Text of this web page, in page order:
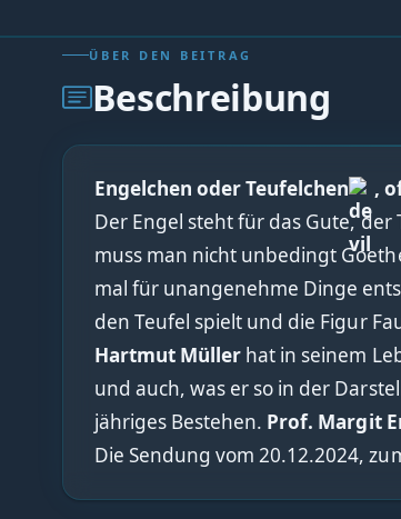
ÜBER DEN BEITRAG
Beschreibung
Engelchen oder Teufelchen
,
Der Engel steht für das Gute,
muss man nicht unbedingt
mal für unangenehme Dinge
den Teufel spielt und die Figur
Hartmut Müller hat in seinem
und auch, was er so in der
jähriges Bestehen. Prof. Margit
Die Sendung vom 20.12.2024,